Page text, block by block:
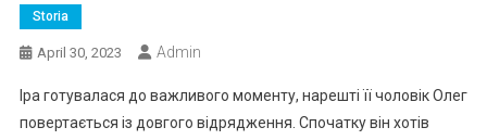
Storia
April 30, 2023 Admin
Іра готувалася до важливого моменту, нарешті її чоловік Олег
повертається із довгого відрядження. Спочатку він хотів